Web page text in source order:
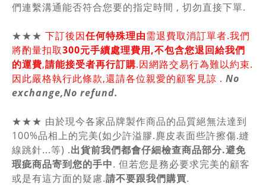
們連繫溝通能否符合您要的指定時間 , 切勿直接下單.
★★★ 下訂後因任何特殊理由需退費取消訂單者.我們
將酌量扣取300元手續處理費用,不包含您退回給我們
的運費,請能接受者再行訂購.因網路交易行為難以約束.
因此嚴格執行此條款,還請各位親愛的顧客見諒 . No
exchange,No refund.
★★★ 由於現今各家品牌製作商品的品質絕無法達到
100%品相上的完美(如少許溢膠.麂皮表面些許擦傷.縫
線跳針...等) .出貨前我們都會仔細檢查商品部分.避免
瑕疵商品寄到您的手中. 但若您是務必要求完美的顧客
或是有這方面的疑慮.請不要跟我們購買.